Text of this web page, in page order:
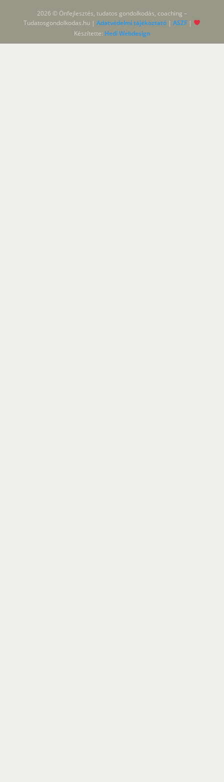
2026 © Önfejlesztés, tudatos gondolkodás, coaching –
Tudatosgondolkodas.hu |Adatvédelmi tájékoztató |ASZF |
Készítette: Hedi Webdesign